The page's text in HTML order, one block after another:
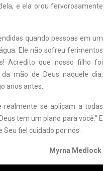
e ela orou fervorosamente
quando pessoas em um
Ele não sofreu ferimentos
Acredito que nosso filho foi
mão de Deus naquele dia,
anos antes.
realmente se aplicam a todas
tem um plano para você.” E
fiel cuidado por nós.
Myrna Medlock